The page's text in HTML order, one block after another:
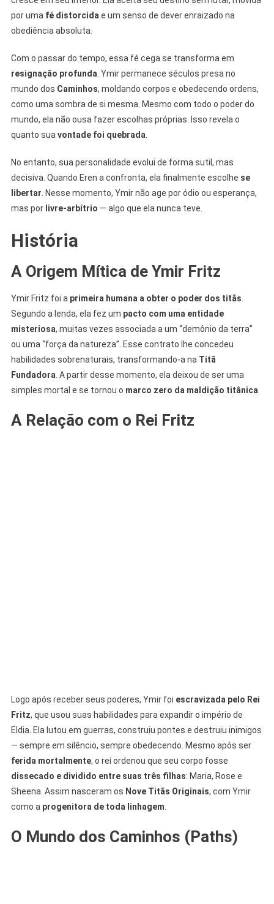
por uma fé distorcida e um senso de dever enraizado na
obediência absoluta.
Com o passar do tempo, essa fé cega se transforma em
resignação profunda . Ymir permanece séculos presa no
mundo dos Caminhos, moldando corpos e obedecendo ordens,
como uma sombra de si mesma. Mesmo com todo o poder do
mundo, ela não ousa fazer escolhas próprias. Isso revela o
quanto sua vontade foi quebrada
No entanto, sua personalidade evolui de forma sutil, mas
decisiva. Quando Eren a confronta, ela finalmente escolhe se
libertar . Nesse momento, Ymir não age por ódio ou esperança,
mas por livre-arbítrio — algo que ela nunca teve.
História
A Origem Mítica de Ymir Fritz
Ymir Fritz foi a primeira humana a obter o poder dos titãs
Segundo a lenda, ela fez um pacto com uma entidade
misteriosa, muitas vezes associada a um “demônio da terra”
ou uma “força da natureza”. Esse contrato lhe concedeu
habilidades sobrenaturais, transformando-a na Titã
Fundadora . A partir desse momento, ela deixou de ser uma
simples mortal e se tornou o marco zero da maldição titânica
A Relação com o Rei Fritz
Logo após receber seus poderes, Ymir foi escravizada pelo Rei
Fritz, que usou suas habilidades para expandir o império de
Eldia. Ela lutou em guerras, construiu pontes e destruiu inimigos
— sempre em silêncio, sempre obedecendo. Mesmo após ser
ferida mortalmente, o rei ordenou que seu corpo fosse
dissecado e dividido entre suas três filhas: Maria, Rose e
Sheena. Assim nasceram os Nove Titãs Originais, com Ymir
como a progenitora de toda linhagem.
O Mundo dos Caminhos (Paths)